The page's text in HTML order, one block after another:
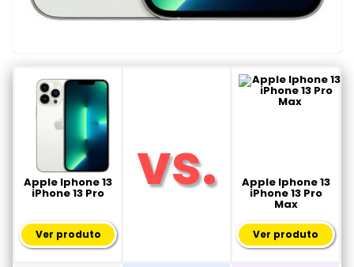
Apple Iphone 13
iPhone 13 Pro
Ver produto
Apple Iphone 13
iPhone 13 Pro
Max
Ver produto